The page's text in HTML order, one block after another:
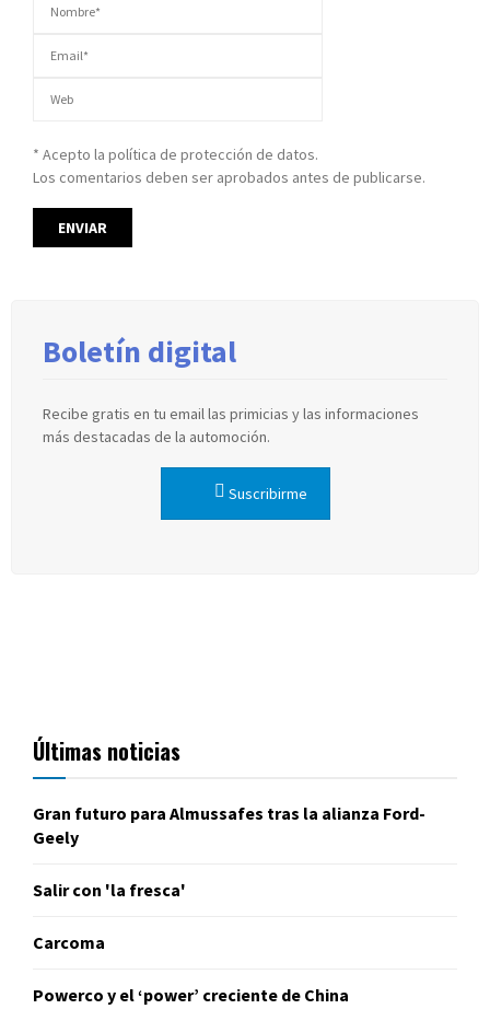
* Acepto la política de protección de datos.
Los comentarios deben ser aprobados antes de publicarse.
Boletín digital
Recibe gratis en tu email las primicias y las informaciones
más destacadas de la automoción.
Suscribirme
Últimas noticias
Gran futuro para Almussafes tras la alianza Ford-
Geely
Salir con 'la fresca'
Carcoma
Powerco y el ‘power’ creciente de China